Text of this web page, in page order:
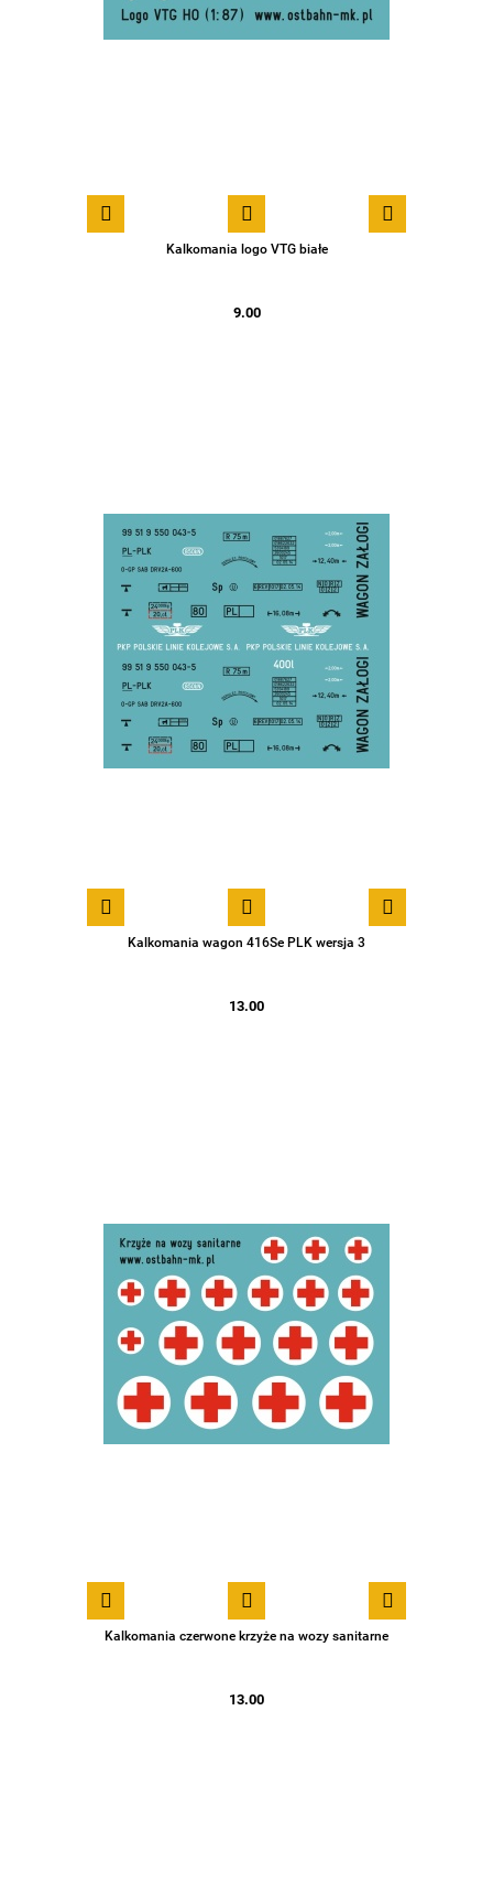
Kalkomania logo VTG białe
9.00
Kalkomania wagon 416Se PLK wersja 3
13.00
Kalkomania czerwone krzyże na wozy sanitarne
13.00